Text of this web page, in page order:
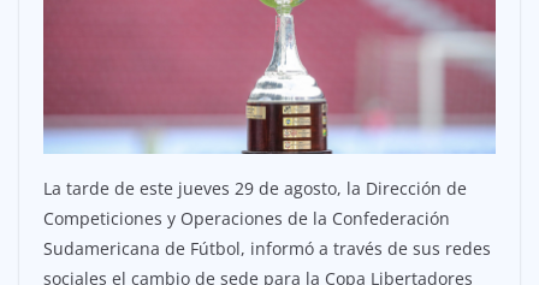
La tarde de este jueves 29 de agosto, la Dirección de
Competiciones y Operaciones de la Confederación
Sudamericana de Fútbol, informó a través de sus redes
sociales el cambio de sede para la Copa Libertadores